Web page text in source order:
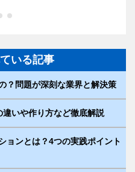
いる記事
？問題が深刻な業界と解決策
いや作り方など徹底解説
ョンとは？4つの実践ポイント